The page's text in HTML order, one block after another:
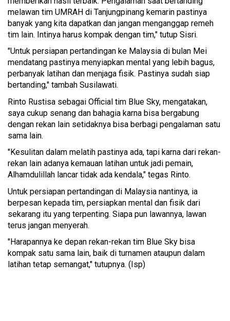
melawan tim UMRAH di Tanjungpinang kemarin pastinya
banyak yang kita dapatkan dan jangan menganggap remeh
tim lain. Intinya harus kompak dengan tim," tutup Sisri.
"Untuk persiapan pertandingan ke Malaysia di bulan Mei
mendatang pastinya menyiapkan mental yang lebih bagus,
perbanyak latihan dan menjaga fisik. Pastinya sudah siap
bertanding," tambah Susilawati.
Rinto Rustisa sebagai Official tim Blue Sky, mengatakan,
saya cukup senang dan bahagia karna bisa bergabung
dengan rekan lain setidaknya bisa berbagi pengalaman satu
sama lain.
"Kesulitan dalam melatih pastinya ada, tapi karna dari rekan-
rekan lain adanya kemauan latihan untuk jadi pemain,
Alhamdulillah lancar tidak ada kendala," tegas Rinto.
Untuk persiapan pertandingan di Malaysia nantinya, ia
berpesan kepada tim, persiapkan mental dan fisik dari
sekarang itu yang terpenting. Siapa pun lawannya, lawan
terus jangan menyerah.
"Harapannya ke depan rekan-rekan tim Blue Sky bisa
kompak satu sama lain, baik di turnamen ataupun dalam
latihan tetap semangat," tutupnya. (Isp)